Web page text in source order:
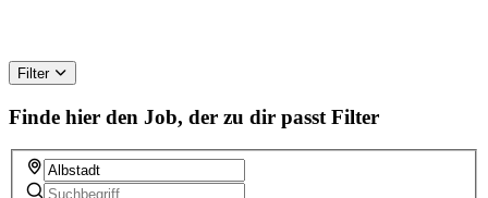
Filter
Finde hier den Job, der zu dir passt Filter